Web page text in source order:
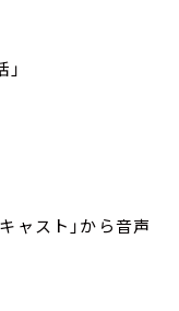
ャスト」から音声